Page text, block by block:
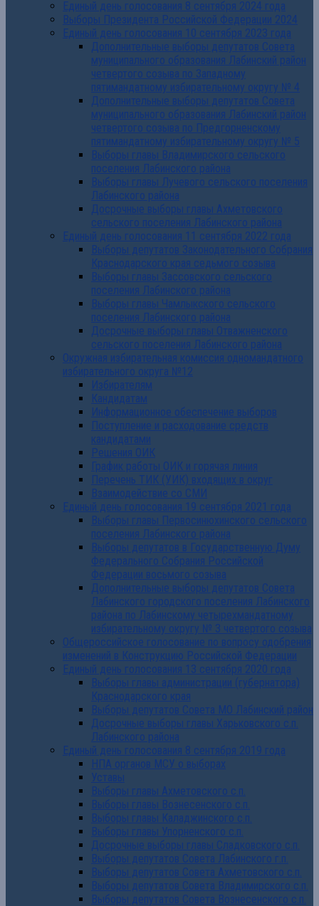
Единый день голосования 8 сентября 2024 года
Выборы Президента Российской Федерации 2024
Единый день голосования 10 сентября 2023 года
Дополнительные выборы депутатов Совета
муниципального образования Лабинский район
четвертого созыва по Западному
пятимандатному избирательному округу № 4
Дополнительные выборы депутатов Совета
муниципального образования Лабинский район
четвертого созыва по Предгорненскому
пятимандатному избирательному округу № 5
Выборы главы Владимирского сельского
поселения Лабинского района
Выборы главы Лучевого сельского поселения
Лабинского района
Досрочные выборы главы Ахметовского
сельского поселения Лабинского района
Единый день голосования 11 сентября 2022 года
Выборы депутатов Законодательного Собрания
Краснодарского края седьмого созыва
Выборы главы Зассовского сельского
поселения Лабинского района
Выборы главы Чамлыкского сельского
поселения Лабинского района
Досрочные выборы главы Отважненского
сельского поселения Лабинского района
Окружная избирательная комиссия одномандатного
избирательного округа №12
Избирателям
Кандидатам
Информационное обеспечение выборов
Поступление и расходование средств
кандидатами
Решения ОИК
График работы ОИК и горячая линия
Перечень ТИК (УИК) входящих в округ
Взаимодействие со СМИ
Единый день голосования 19 сентября 2021 года
Выборы главы Первосинюхинского сельского
поселения Лабинского района
Выборы депутатов в Государственную Думу
Федерального Собрания Российской
Федерации восьмого созыва
Дополнительные выборы депутатов Совета
Лабинского городского поселения Лабинского
района по Лабинскому четырехмандатному
избирательному округу № 3 четвертого созыва
Общероссийское голосование по вопросу одобрения
изменений в Конструкцию Российской Федерации
Единый день голосования 13 сентября 2020 года
Выборы главы администрации (губернатора)
Краснодарского края
Выборы депутатов Совета МО Лабинский район
Досрочные выборы главы Харьковского с.п.
Лабинского района
Единый день голосования 8 сентября 2019 года
НПА органов МСУ о выборах
Уставы
Выборы главы Ахметовского с.п.
Выборы главы Вознесенского с.п.
Выборы главы Каладжинского с.п.
Выборы главы Упорненского с.п.
Досрочные выборы главы Сладковского с.п.
Выборы депутатов Совета Лабинского г.п.
Выборы депутатов Совета Ахметовского с.п.
Выборы депутатов Совета Владимирского с.п.
Выборы депутатов Совета Вознесенского с.п.